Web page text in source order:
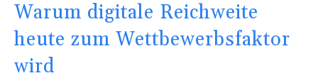
Warum digitale Reichweite
heute zum Wettbewerbsfaktor
wird